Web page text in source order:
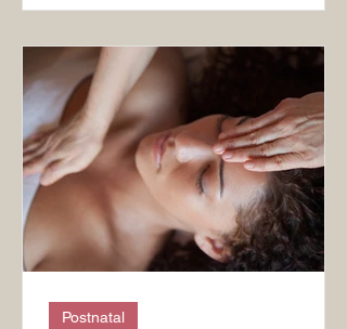
der tiefen Entspannung-für Dich und
Dein Baby. Sanfte, fließende
Berührungen, inspiriert von der
Hawainanischen Lomi Lomi Nui darfst
Du genießen. Die harmonischen und
großflächigen Streichungen fördern
Körperbewußtsein, können
Verspannungen lösen und laden dazu
ein, die Veränderungen im Körper mit
Leichtigke
Postnatal